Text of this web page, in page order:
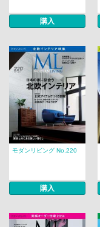
購入
モダンリビング No.220
購入